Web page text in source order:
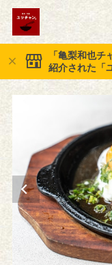
「亀梨和也
紹介された「